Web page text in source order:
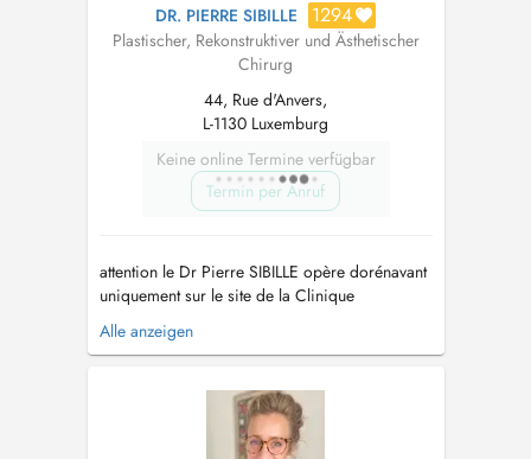
DR. PIERRE SIBILLE 1294
Plastischer, Rekonstruktiver und Ästhetischer
Chirurg
44, Rue d'Anvers,
L-1130 Luxemburg
Keine online Termine verfügbar
Termin per Anruf
attention le Dr Pierre SIBILLE opère dorénavant
uniquement sur le site de la Clinique
MAJORELLE à NANCY Langues parlées ;
français, anglais, allemand LORSQUE VOUS
VOUS INSTALLER DIRECTEMENT EN SALLE D
ATTENTE, sans déranger les secretaires des
Alle anzeigen